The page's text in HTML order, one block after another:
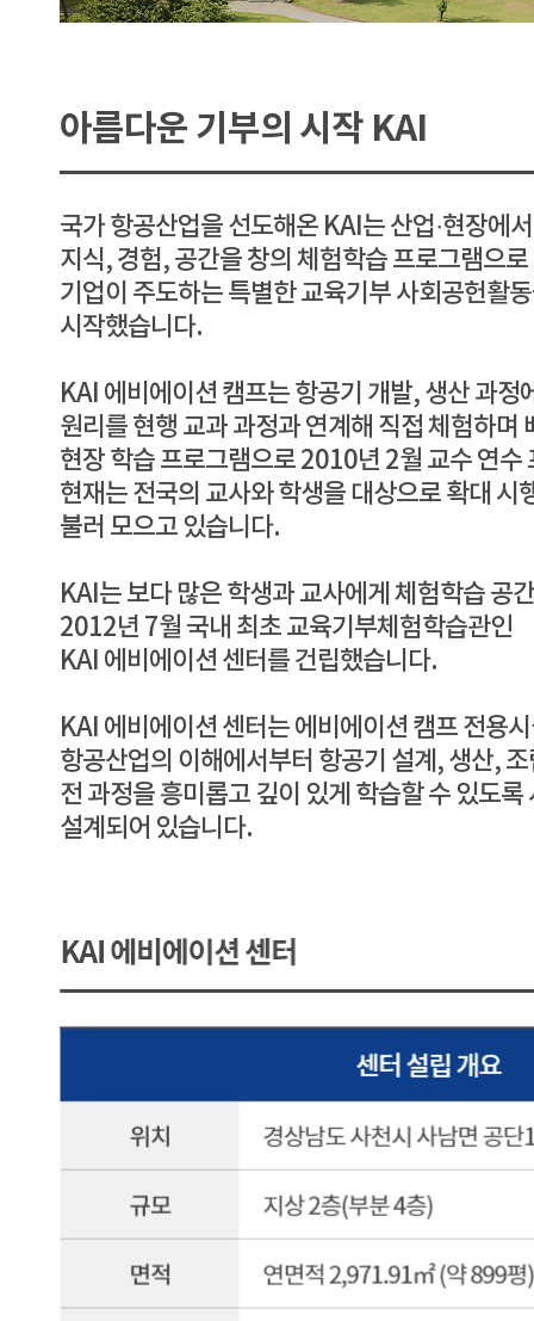
아름다운 기부의 시작 KAI
국가 항공산업을 선도해온 KAI는 산업·현장에
지식, 경험, 공간을 창의 체험학습 프로그램으
기업이 주도하는 특별한 교육기부 사회공헌활
시작했습니다.
KAI 에비에이션 캠프는 항공기 개발, 생산 과정
원리를 현행 교과 과정과 연계해 직접 체험하며
현장 학습 프로그램으로 2010년 2월 교수 연수
현재는 전국의 교사와 학생을 대상으로 확대 시
불러 모으고 있습니다.
KAI는 보다 많은 학생과 교사에게 체험학습 공
2012년 7월 국내 최초 교육기부체험학습관인
KAI 에비에이션 센터를 건립했습니다.
KAI 에비에이션 센터는 에비에이션 캠프 전용
항공산업의 이해에서부터 항공기 설계, 생산,
전 과정을 흥미롭고 깊이 있게 학습할 수 있도
설계되어 있습니다.